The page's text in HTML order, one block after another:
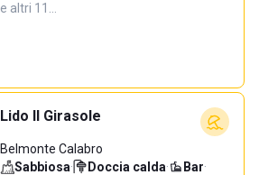
e altri 11…
Lido Il Girasole
Belmonte Calabro
Sabbiosa· Doccia calda· Bar·